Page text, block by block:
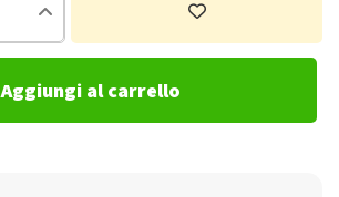
Aggiungi al carrello